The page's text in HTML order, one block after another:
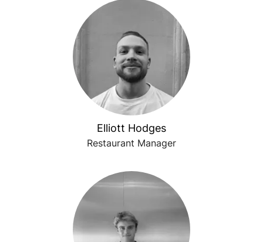
Elliott Hodges
Restaurant Manager